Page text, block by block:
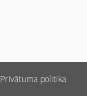
Privātuma politika